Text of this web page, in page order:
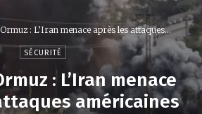
: L’Iran menace après les attaques...
SÉCURITÉ
: L’Iran menace
américaines